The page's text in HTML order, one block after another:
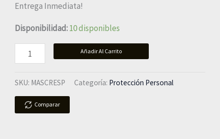
Entrega Inmediata!
Disponibilidad:10 disponibles
Añadir Al Carrito
SKU: MASCRESP Categoría: Protección Personal
Comparar